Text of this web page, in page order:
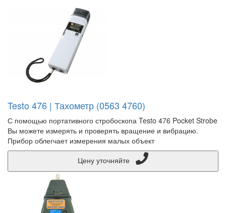
Testo 476 | Тахометр (0563 4760)
С помощью портативного стробоскопа Testo 476 Pocket Strobe
Вы можете измерять и проверять вращение и вибрацию.
Прибор облегчает измерения малых объект